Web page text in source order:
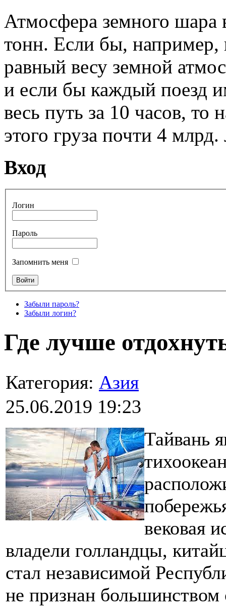
Атмосфера земного шара
тонн. Если бы, например,
равный весу земной
и если бы каждый поезд
весь путь за 10 часов, то
этого груза почти 4 млрд.
Вход
Логин
Пароль
Запомнить меня
Забыли пароль?
Забыли логин?
Где лучше
Категория: Азия
25.06.2019 19:23
Тайвань
вековая
владели голландцы,
стал независимой
не признан большинством